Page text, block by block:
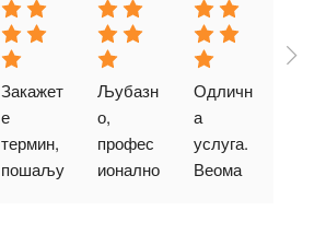
Закажет
е
термин,
пошаљу
Љубазн
о,
профес
ионално
Одличн
а
услуга.
Веома